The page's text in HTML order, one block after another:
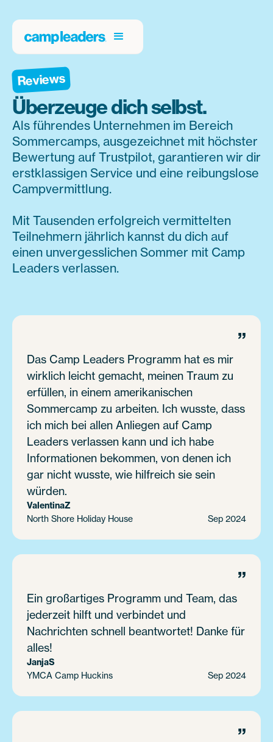
Reviews
Überzeuge dich selbst.
Als führendes Unternehmen im Bereich
Sommercamps, ausgezeichnet mit höchster
Bewertung auf Trustpilot, garantieren wir dir
erstklassigen Service und eine reibungslose
Campvermittlung.
Mit Tausenden erfolgreich vermittelten
Teilnehmern jährlich kannst du dich auf
einen unvergesslichen Sommer mit Camp
Leaders verlassen.
”
Das Camp Leaders Programm hat es mir
wirklich leicht gemacht, meinen Traum zu
erfüllen, in einem amerikanischen
Sommercamp zu arbeiten. Ich wusste, dass
ich mich bei allen Anliegen auf Camp
Leaders verlassen kann und ich habe
Informationen bekommen, von denen ich
gar nicht wusste, wie hilfreich sie sein
würden.
ValentinaZ
North Shore Holiday House Sep 2024
”
Ein großartiges Programm und Team, das
jederzeit hilft und verbindet und
Nachrichten schnell beantwortet! Danke für
alles!
JanjaS
YMCA Camp Huckins Sep 2024
”